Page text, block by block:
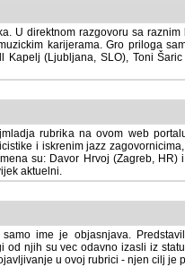
U direktnom razgovoru sa
karijerama. Gro priloga
(Ljubljana, SLO), Toni
rubrika na ovom web portalu.
i iskrenim jazz zagovornicima,
su: Davor Hrvoj (Zagreb, HR)
aktuelni.
ime je objasnjava.
njih su vec odavno izasli iz
u ovoj rubrici - njen cilj je